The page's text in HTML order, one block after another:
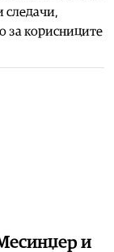
следачи,
за корисниците
и